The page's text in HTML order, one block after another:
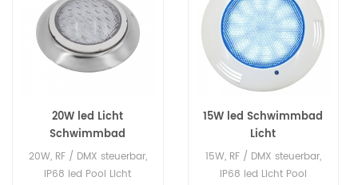
20W led Licht
Schwimmbad
20W, RF / DMX steuerbar,
IP68 led Pool Licht
15W led Schwimmbad
Licht
15W, RF / DMX steuerbar,
IP68 led Licht Pool